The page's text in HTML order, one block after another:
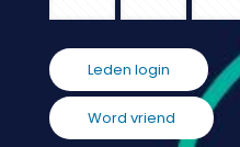
Leden login
Word vriend